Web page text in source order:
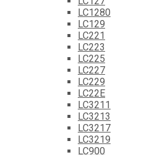
LC1280
LC129
LC221
LC223
LC225
LC227
LC229
LC22E
LC3211
LC3213
LC3217
LC3219
LC900